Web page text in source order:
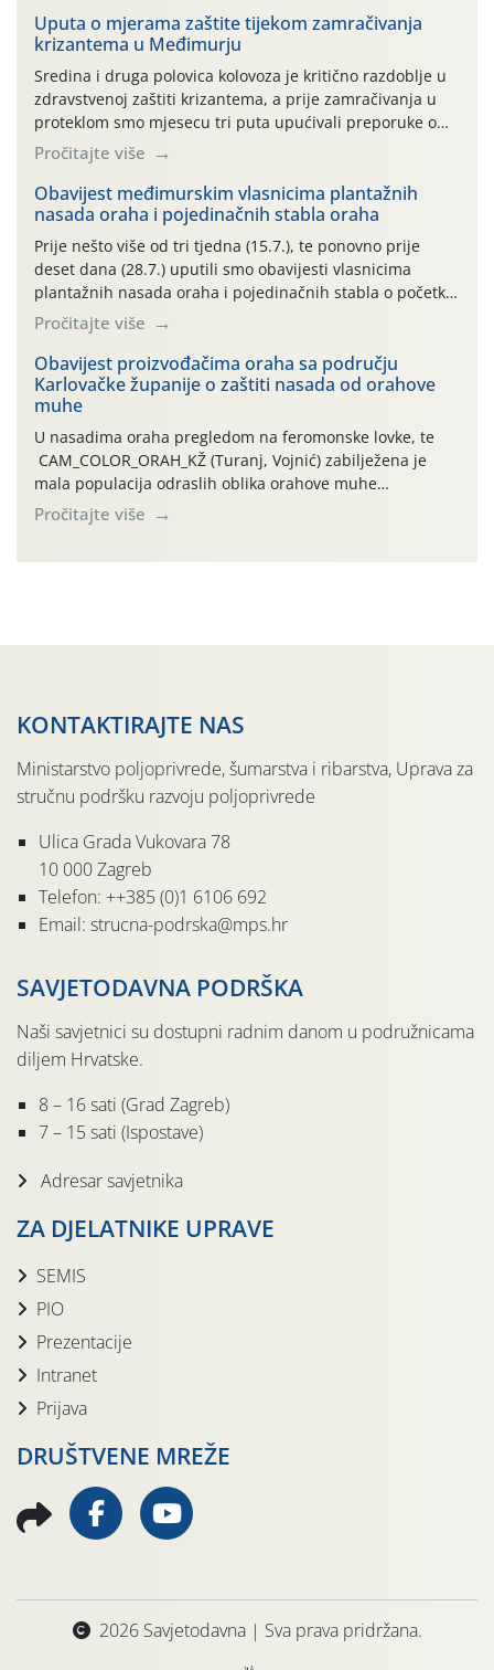
Uputa o mjerama zaštite tijekom zamračivanja
krizantema u Međimurju
Sredina i druga polovica kolovoza je kritično razdoblje u
zdravstvenoj zaštiti krizantema, a prije zamračivanja u
proteklom smo mjesecu tri puta upućivali preporuke o
preventivnim mjerama zaštite krizantema od najčešćih
uzročnika bolesti, štetnika i fito-fagnih grinja (23.7., 14.7.,
06.7.)! Na početku ovog mjeseca je zabilježeno je
povijesno i ekstremno vruće meteorološko razdoblje, uz
najviše temperature […]
Pročitajte više
Obavijest međimurskim vlasnicima plantažnih
nasada oraha i pojedinačnih stabla oraha
Prije nešto više od tri tjedna (15.7.), te ponovno prije
deset dana (28.7.) uputili smo obavijesti vlasnicima
plantažnih nasada oraha i pojedinačnih stabla o početku
leta i ovogodišnjoj potrebi usmjerenog suzbijanja
orahove muhe (Rhagoletis completa)! Već dvanaest dana
traje drugi ovogodišnji “toplinski udar”, koji naročito
izražen zadnja šest dana (31.7.-05.8.), jer najviše
temperature zraka svakodnevno […]
Pročitajte više
Obavijest proizvođačima oraha sa području
Karlovačke županije o zaštiti nasada od orahove
muhe
U nasadima oraha pregledom na feromonske lovke, te
CAM_COLOR_ORAH_KŽ (Turanj, Vojnić) zabilježena je
mala populacija odraslih oblika orahove muhe
(Rhagoletis completa). Niska brojnost može se objasniti
činjenicom da je riječ o mladim nasadima s vrlo malim
Pročitajte više
KONTAKTIRAJTE NAS
Ministarstvo poljoprivrede, šumarstva i ribarstva, Uprava za
stručnu podršku razvoju poljoprivrede
Ulica Grada Vukovara 78
10 000 Zagreb
Telefon: ++385 (0)1 6106 692
Email: strucna-podrska@mps.hr
SAVJETODAVNA PODRŠKA
Naši savjetnici su dostupni radnim danom u podružnicama
diljem Hrvatske.
8 – 16 sati (Grad Zagreb)
7 – 15 sati (Ispostave)
Adresar savjetnika
ZA DJELATNIKE UPRAVE
SEMIS
PIO
Prezentacije
Intranet
Prijava
DRUŠTVENE MREŽE
2026 Savjetodavna | Sva prava pridržana.